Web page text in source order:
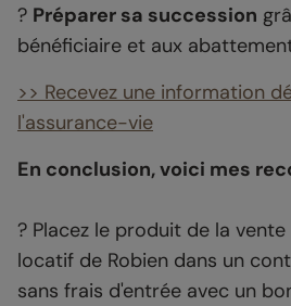
? Préparer sa succession
bénéficiaire et aux
>> Recevez une information
l'assurance-vie
En conclusion, voici mes
? Placez le produit de la
locatif de Robien dans un
sans frais d'entrée avec un